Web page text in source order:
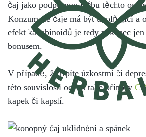
čaj jako podpůrnou léčbu těchto
Konzumace čaje má být uvolňující a
efekt kanabinoidů je tedy nakonec
bonusem.
V případě, že trpíte úzkostmi či
této souvislosti ocenit také přínosy
kapek či kapslí.